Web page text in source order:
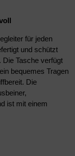
für jeden
und schützt
Tasche verfügt
bequemes Tragen
Die
ist mit einem